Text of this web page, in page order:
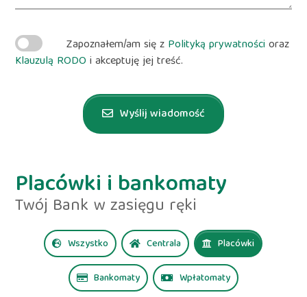
Zapoznałem/am się z Polityką prywatnościoraz
Klauzulą RODO i akceptuję jej treść.
Wyślij wiadomość
Placówki i bankomaty
Twój Bank w zasięgu ręki
Wszystko Centrala Placówki
Bankomaty Wpłatomaty